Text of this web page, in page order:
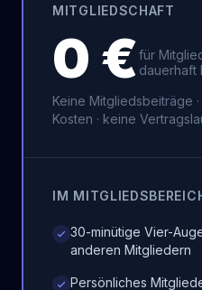
MITGLIEDSCHAFT
0 €für
dauerhaft
Keine Mitgliedsbeiträge
Kosten · keine
IM
30-minütige Vier-
anderen Mitgliedern
Persönliches